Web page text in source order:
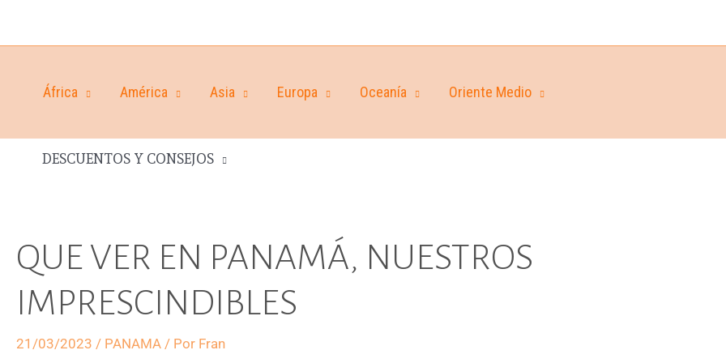
África América Asia Europa Oceanía Oriente Medio
DESCUENTOS Y CONSEJOS
QUE VER EN PANAMÁ, NUESTROS
IMPRESCINDIBLES
21/03/2023 / PANAMA / Por Fran